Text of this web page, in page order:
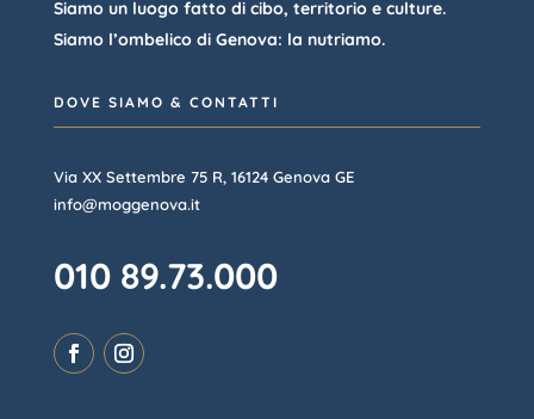
Siamo un luogo fatto di cibo, territorio e culture.
Siamo l’ombelico di Genova: la nutriamo.
DOVE SIAMO & CONTATTI
Via XX Settembre 75 R, 16124 Genova GE
info@moggenova.it
010 89.73.000